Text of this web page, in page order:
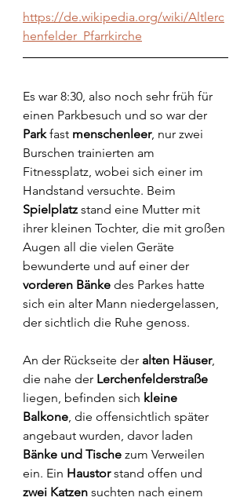
https://de.wikipedia.org/wiki/Altlerc
henfelder_Pfarrkirche
Es war 8:30, also noch sehr früh für
einen Parkbesuch und so war der
Park fast menschenleer, nur zwei
Burschen trainierten am
Fitnessplatz, wobei sich einer im
Handstand versuchte. Beim
Spielplatz stand eine Mutter mit
ihrer kleinen Tochter, die mit großen
Augen all die vielen Geräte
bewunderte und auf einer der
vorderen Bänke des Parkes hatte
sich ein alter Mann niedergelassen,
der sichtlich die Ruhe genoss.
An der Rückseite der alten Häuser,
die nahe der Lerchenfelderstraße
liegen, befinden sich kleine
Balkone, die offensichtlich später
angebaut wurden, davor laden
Bänke und Tische zum Verweilen
ein. Ein Haustor stand offen und
zwei Katzen suchten nach einem